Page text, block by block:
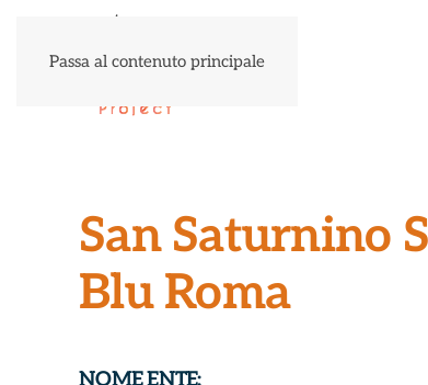
Passa al contenuto principale
San Saturnino
Blu Roma